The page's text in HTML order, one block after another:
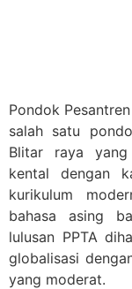
Pondok
salah satu
Blitar raya yang
kental dengan
kurikulum
bahasa asing
lulusan PPTA
globalisasi
yang moderat.